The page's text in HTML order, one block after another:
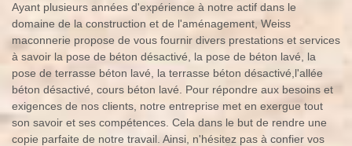
Ayant plusieurs années d'expérience à notre actif dans le
domaine de la construction et de l'aménagement, Weiss
maconnerie propose de vous fournir divers prestations et services
à savoir la pose de béton désactivé, la pose de béton lavé, la
pose de terrasse béton lavé, la terrasse béton désactivé,l'allée
béton désactivé, cours béton lavé. Pour répondre aux besoins et
exigences de nos clients, notre entreprise met en exergue tout
son savoir et ses compétences. Cela dans le but de rendre une
copie parfaite de notre travail. Ainsi, n'hésitez pas à confier vos